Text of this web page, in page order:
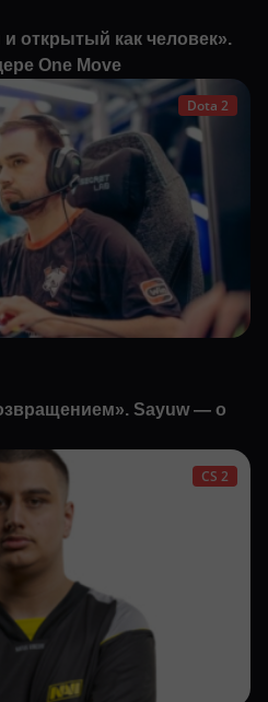
открытый как человек».
One Move
Dota 2
Sayuw — о
CS 2